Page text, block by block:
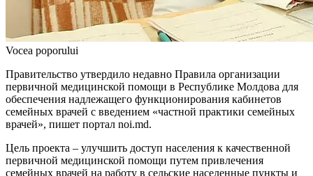
Vocea poporului
Правительство утвердило не­давно Правила организации
первичной медицинской по­мощи в Республике Молдо­ва для
обеспечения надлежа­щего функционирования ка­бинетов
семейных врачей с введением «частной практи­ки семейных
врачей», пишет портал noi.md.
Цель проекта – улучшить до­ступ населения к качественной
первичной медицинской помо­щи путем привлечения
семейных врачей на работу в сельские на­селенные пункты и